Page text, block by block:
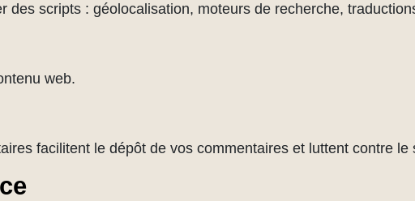
des scripts : géolocalisation, moteurs de recherche,
web.
facilitent le dépôt de vos commentaires et luttent contre le